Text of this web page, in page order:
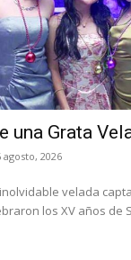
una Grata
agosto, 2026
velada
los XV años de